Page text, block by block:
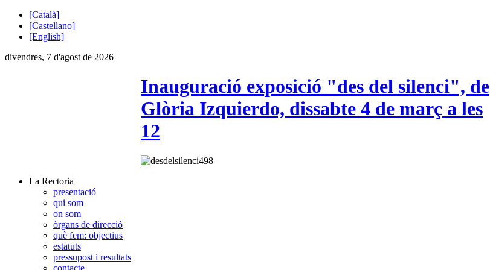
[Català]
[Castellano]
[English]
divendres, 7 d'agost de 2026
Inauguració exposició "des del silenci", de
Glòria Izquierdo, dissabte 4 de març a les
12
La Rectoria
presentació
qui som
on som
òrgans de direcció
què fem: objectius
estatuts
pressupost i resultats
contacte